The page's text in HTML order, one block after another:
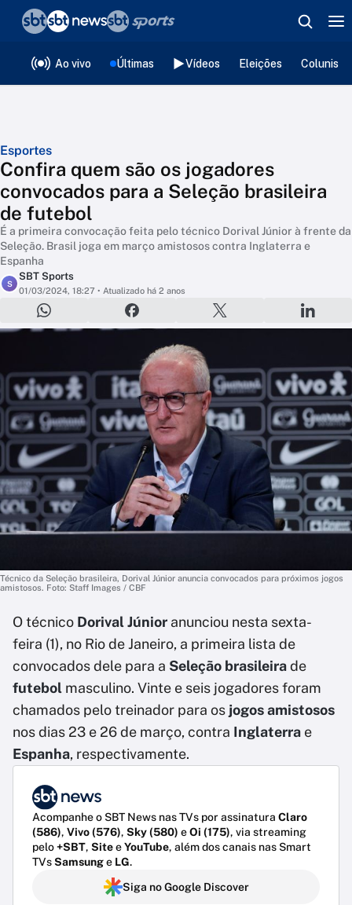
Ao vivo Últimas Vídeos Eleições
Esportes
Confira quem são os jogadores
convocados para a Seleção brasileira
de futebol
É a primeira convocação feita pelo técnico Dorival Júnior à frente da
Seleção. Brasil joga em março amistosos contra Inglaterra e
Espanha
S
SBT Sports
01/03/2024, 18:27 • Atualizado há 2 anos
Técnico da Seleção brasileira, Dorival Júnior anuncia convocados para próximos jogos
amistosos. Foto: Staff Images / CBF
O técnico Dorival Júnior anunciou nesta sexta-
feira (1), no Rio de Janeiro, a primeira lista de
convocados dele para a Seleção brasileirade
futebol masculino. Vinte e seis jogadores foram
chamados pelo treinador para os jogos amistosos
nos dias 23 e 26 de março, contra Inglaterra e
Espanha, respectivamente.
Acompanhe o SBT News nas TVs por assinatura Claro
(586), Vivo (576), Sky (580) eOi (175), via streaming
pelo+SBT, SiteeYouTube, além dos canais nas Smart
TVsSamsunge LG.
Siga no Google Discover
❮voltar
Editorias